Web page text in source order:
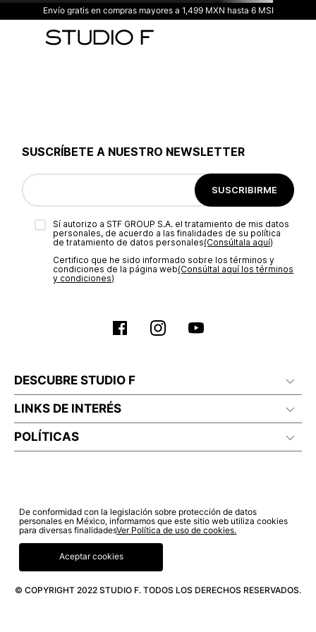
Envío gratis en compras mayores a 1,499 MXN hasta 6 MSI
SUSCRÍBETE A NUESTRO NEWSLETTER
SUSCRIBIRME
Sí autorizo a STF GROUP S.A. el tratamiento de mis datos
personales, de acuerdo a las finalidades de su política
de tratamiento de datos personales‎(Consúltala aquí)
Certifico que he sido informado sobre los términos y
condiciones de la página web‎(Consúltal aquí los términos
y condiciones)
DESCUBRE STUDIO F
LINKS DE INTERÉS
POLÍTICAS
© COPYRIGHT 2022 STUDIO F. TODOS LOS DERECHOS RESERVADOS.
De conformidad con la legislación sobre protección de datos
personales en México, informamos que este sitio web utiliza cookies
para diversas finalidadesVer Política de uso de cookies.
Aceptar cookies